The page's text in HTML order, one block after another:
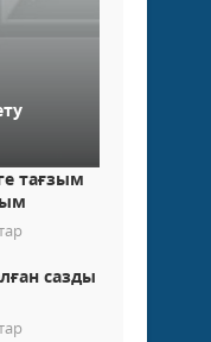
тағзым
сазды